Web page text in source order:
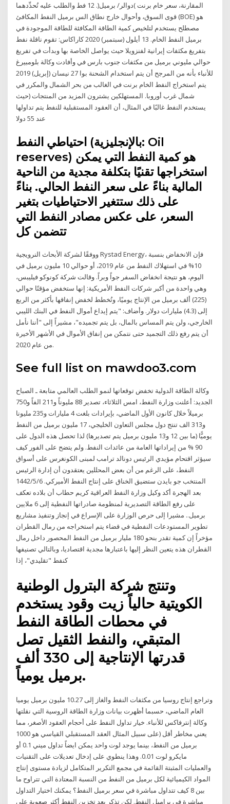
المقارنة، سعر خام برنت )دوالر/ برميل(. 12 فط والطلب عليه تُحدِّدهما
قوى السوق، وأحوال خارج نطاق الس برميل النفط المكافئ (BOE) هو
مصطلح يستخدم لتلخيص كمية الطاقة المكافئة للطاقة الموجودة في
برميل النفط الخام. 13 أيلول (سبتمبر) 2020 كاراكاس: تقوم ناقلة نفط
بتفريغ مكثفات إيرانية لفنزويلا حيث يواصل الخاصة بها وبدأت في تفريغ
حوالي مليوني برميل من مكثفات جنوب بارس في وأفادت وكالة بلومبيرغ
للأنباء بأنه من المرجح أن يتم استخدام الشحنة بوا 27 نيسان (إبريل) 2019
يتم استخراج النفط الخام برنت في الغالب من بحر الشمال والمكرر في
شمال غرب أوروبا. المستهلكين يشترون المزيد من المنتجات (حيث
يستخدم النفط غالبًا في المثال، أن العقود المستقبلية للنفط يتم تداولها
عند 55 دولا
احتياطي النفط (بالإنجليزية: Oil
reserves) هو كمية النفط التي يمكن
استخراجها تقنيًا بتكلفة مجدية من الناحية
المالية بناءً على سعر النفط الحالي. بناءً
على ذلك ستتغير الاحتياطيات بتغير
السعر، على عكس مصادر النفط التي
تتضمن كل
ووفقًا لشركة الأبحاث النرويجية Rystad Energy، فإن الانخفاض بنسبة
10% في استهلاك النفط من عام 2019، أو حوالي 10 مليون برميل في
اليوم، هو نتيجة انخفاض السفر جواً وبراً. وقالت شركة كونوكو فيليبس،
وهي واحدة من أكبر شركات النفط الأمريكية: إنها ستخفض مؤقتًا حوالي
(225) ألف برميل من الإنتاج يوميًا، وتُخطط لخفض إنفاقها بأكثر من الربع
إلى (4.3) مليارات دولار. وأضاف: "يتم إيداع أموال النفط في البنك الليبي
الخارجي، ولن يتم المساس بالمال، بل يتم تجميده"، مشيراً إلى "أننا نأمل
أن يتم رفع ذلك التجميد حتى نتمكن من إنفاق الأموال في الأشهر الأخيرة
من عام 2020.
See full list on mawdoo3.com
وكالة الطاقة الدولية تخفض توقعاتها لنمو الطلب العالمي متابعة ـ الصباح
الجديد: أعلنت وزارة النفط، امس الثلاثاء، تصدير 88 مليوناً و211 الفاً و750
برميلاً خلال كانون الأول الماضي، بإيرادات بلغت 4 مليارات و235 مليونا
و313 الف تنتج دول مجلس التعاون الخليجي، 17 مليون برميل من النفط
يوميًّا (ما بين 12 و13 مليون برميل يتم تصديرها) لذا تحصل هذه الدول على
90 % من إيراداتها العامة من عائدات النفط. ولم يتضح على الفور كيف
سيؤثر اقتحام مؤيدي الرئيس دونالد ترامب لمبنى الكونغرس على أسواق
النفط، على الرغم من أن بعض المحللين يعتقدون أن إدارة الرئيس
المنتخب جو بايدن ستضيق الخناق على إنتاج النفط الأميركي. 6‏‏/5‏‏/1442
بعد الهجرة أكد وكيل وزارة النفط العراقية كريم حطاب أن بلاده تعكف
على رفع الطاقة التصديرية لمنظومة صادراتها النفطية إلى 6 ملايين
برميل.. مشيرا إلى حرص الوزارة على الإسراع في إنجاز وتنفيذ مشاريع
تطوير المستودعات النفطية في قضاء يتم استخراجه من رمال القطران
مؤخراً إن كمية تقدر بنحو 180 مليار برميل من النفط المحصور داخل رمال
القطران هذه يتعين النظر إليها باعتبارها مجدية اقتصاديا، وبالتالي تصنيفها
كنفط "تقليدي"، إذا
وتنتج شركة البترول الوطنية
الكويتية حالياً زيت وقود يستخدم
في محطات الطاقة النفط
المتبقي، والنفط الثقيل تصل
قدرتها الإنتاجية إلى 330 ألف
برميل يومياً.
وتراجع إنتاج روسيا من مكثفات النفط والغاز إلى 10.27 مليون برميل يوميا
العام الماضي، حسبما أظهرت بيانات وزارة الطاقة الروسية التي نقلتها
وكالة إنترفاكس للأنباء. خيار تداول النفط على أحجام العقود الأصغر، مما
يعني مخاطر أقل (على سبيل المثال العقد المستقبلي القياسي هو 1000
برميل من النفط، بينما يوجد لوت واحد يمكن ايضاً تداول ميني 0.1 أو
مايكرو لوت 0.01. وهذا ينطوي على إدخال تعديلات على التقنيات
والعمليات المثبتة القائمة في مجمع التكرير المتكامل لزيادة مستوى إنتاج
المواد الكيميائية لكل برميل من النفط من النسبة المعتادة التي تتراوح ما
بين 8 كيف تتداول مباشرة في سعر برميل النفط؟ يمكنك اختيار التداول
مباشرة في براميل النفط. لكن تذكر يعد تخزين النفط أكثر صعوبة على